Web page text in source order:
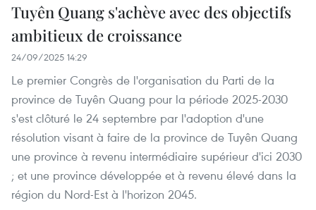
Tuyên Quang s'achève avec des objectifs
ambitieux de croissance
24/09/2025 14:29
Le premier Congrès de l'organisation du Parti de la
province de Tuyên Quang pour la période 2025-2030
s'est clôturé le 24 septembre par l'adoption d'une
résolution visant à faire de la province de Tuyên Quang
une province à revenu intermédiaire supérieur d'ici 2030
; et une province développée et à revenu élevé dans la
région du Nord-Est à l'horizon 2045.